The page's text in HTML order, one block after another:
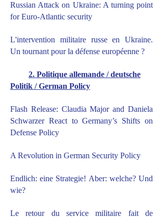
Russian Attack on Ukraine: A turning point
for Euro-Atlantic security
L'intervention militaire russe en Ukraine.
Un tournant pour la défense européenne ?
2. Politique allemande / deutsche
Politik / German Policy
Flash Release: Claudia Major and Daniela
Schwarzer React to Germany’s Shifts on
Defense Policy
A Revolution in German Security Policy
Endlich: eine Strategie! Aber: welche? Und
wie?
Le retour du service militaire fait de